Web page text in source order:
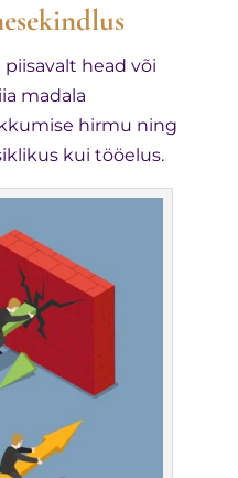
head või
madala
hirmu ning
kui tööelus.